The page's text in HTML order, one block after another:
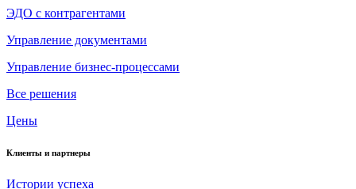
ЭДО с контрагентами
Управление документами
Управление бизнес-процессами
Все решения
Цены
Клиенты и партнеры
Истории успеха